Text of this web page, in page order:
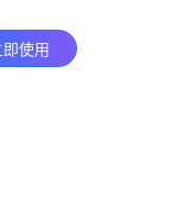
即使用